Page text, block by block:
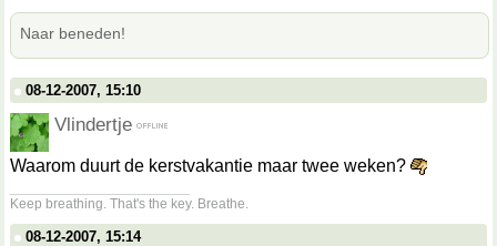
Naar beneden!
08-12-2007, 15:10
Vlindertje
Waarom duurt de kerstvakantie maar twee weken?
Keep breathing. That's the key. Breathe.
08-12-2007, 15:14